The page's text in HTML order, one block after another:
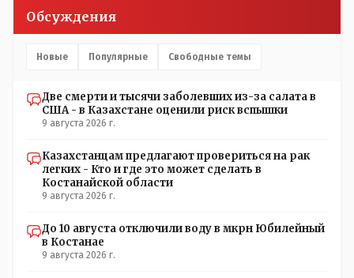
бы по историческим постройкам сколько было
ликвидировано в советское время и в наше.......
Обсуждения
Новые Популярные Свободные темы
Две смерти и тысячи заболевших из-за салата в
США - в Казахстане оценили риск вспышки
9 августа 2026 г.
Казахстанцам предлагают провериться на рак
легких - Кто и где это может сделать в
Костанайской области
9 августа 2026 г.
До 10 августа отключили воду в мкрн Юбилейный
в Костанае
9 августа 2026 г.